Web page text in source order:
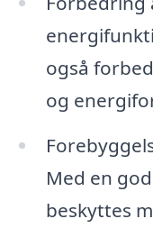
også
og
Med en
beskyttes